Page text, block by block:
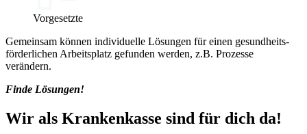
Vorgesetzte
Gemeinsam können individuelle Lösungen für einen gesundheits­
förderlichen Arbeitsplatz gefunden werden, z.B. Prozesse
verändern.
Finde Lösungen!
Wir als Krankenkasse sind für dich da!